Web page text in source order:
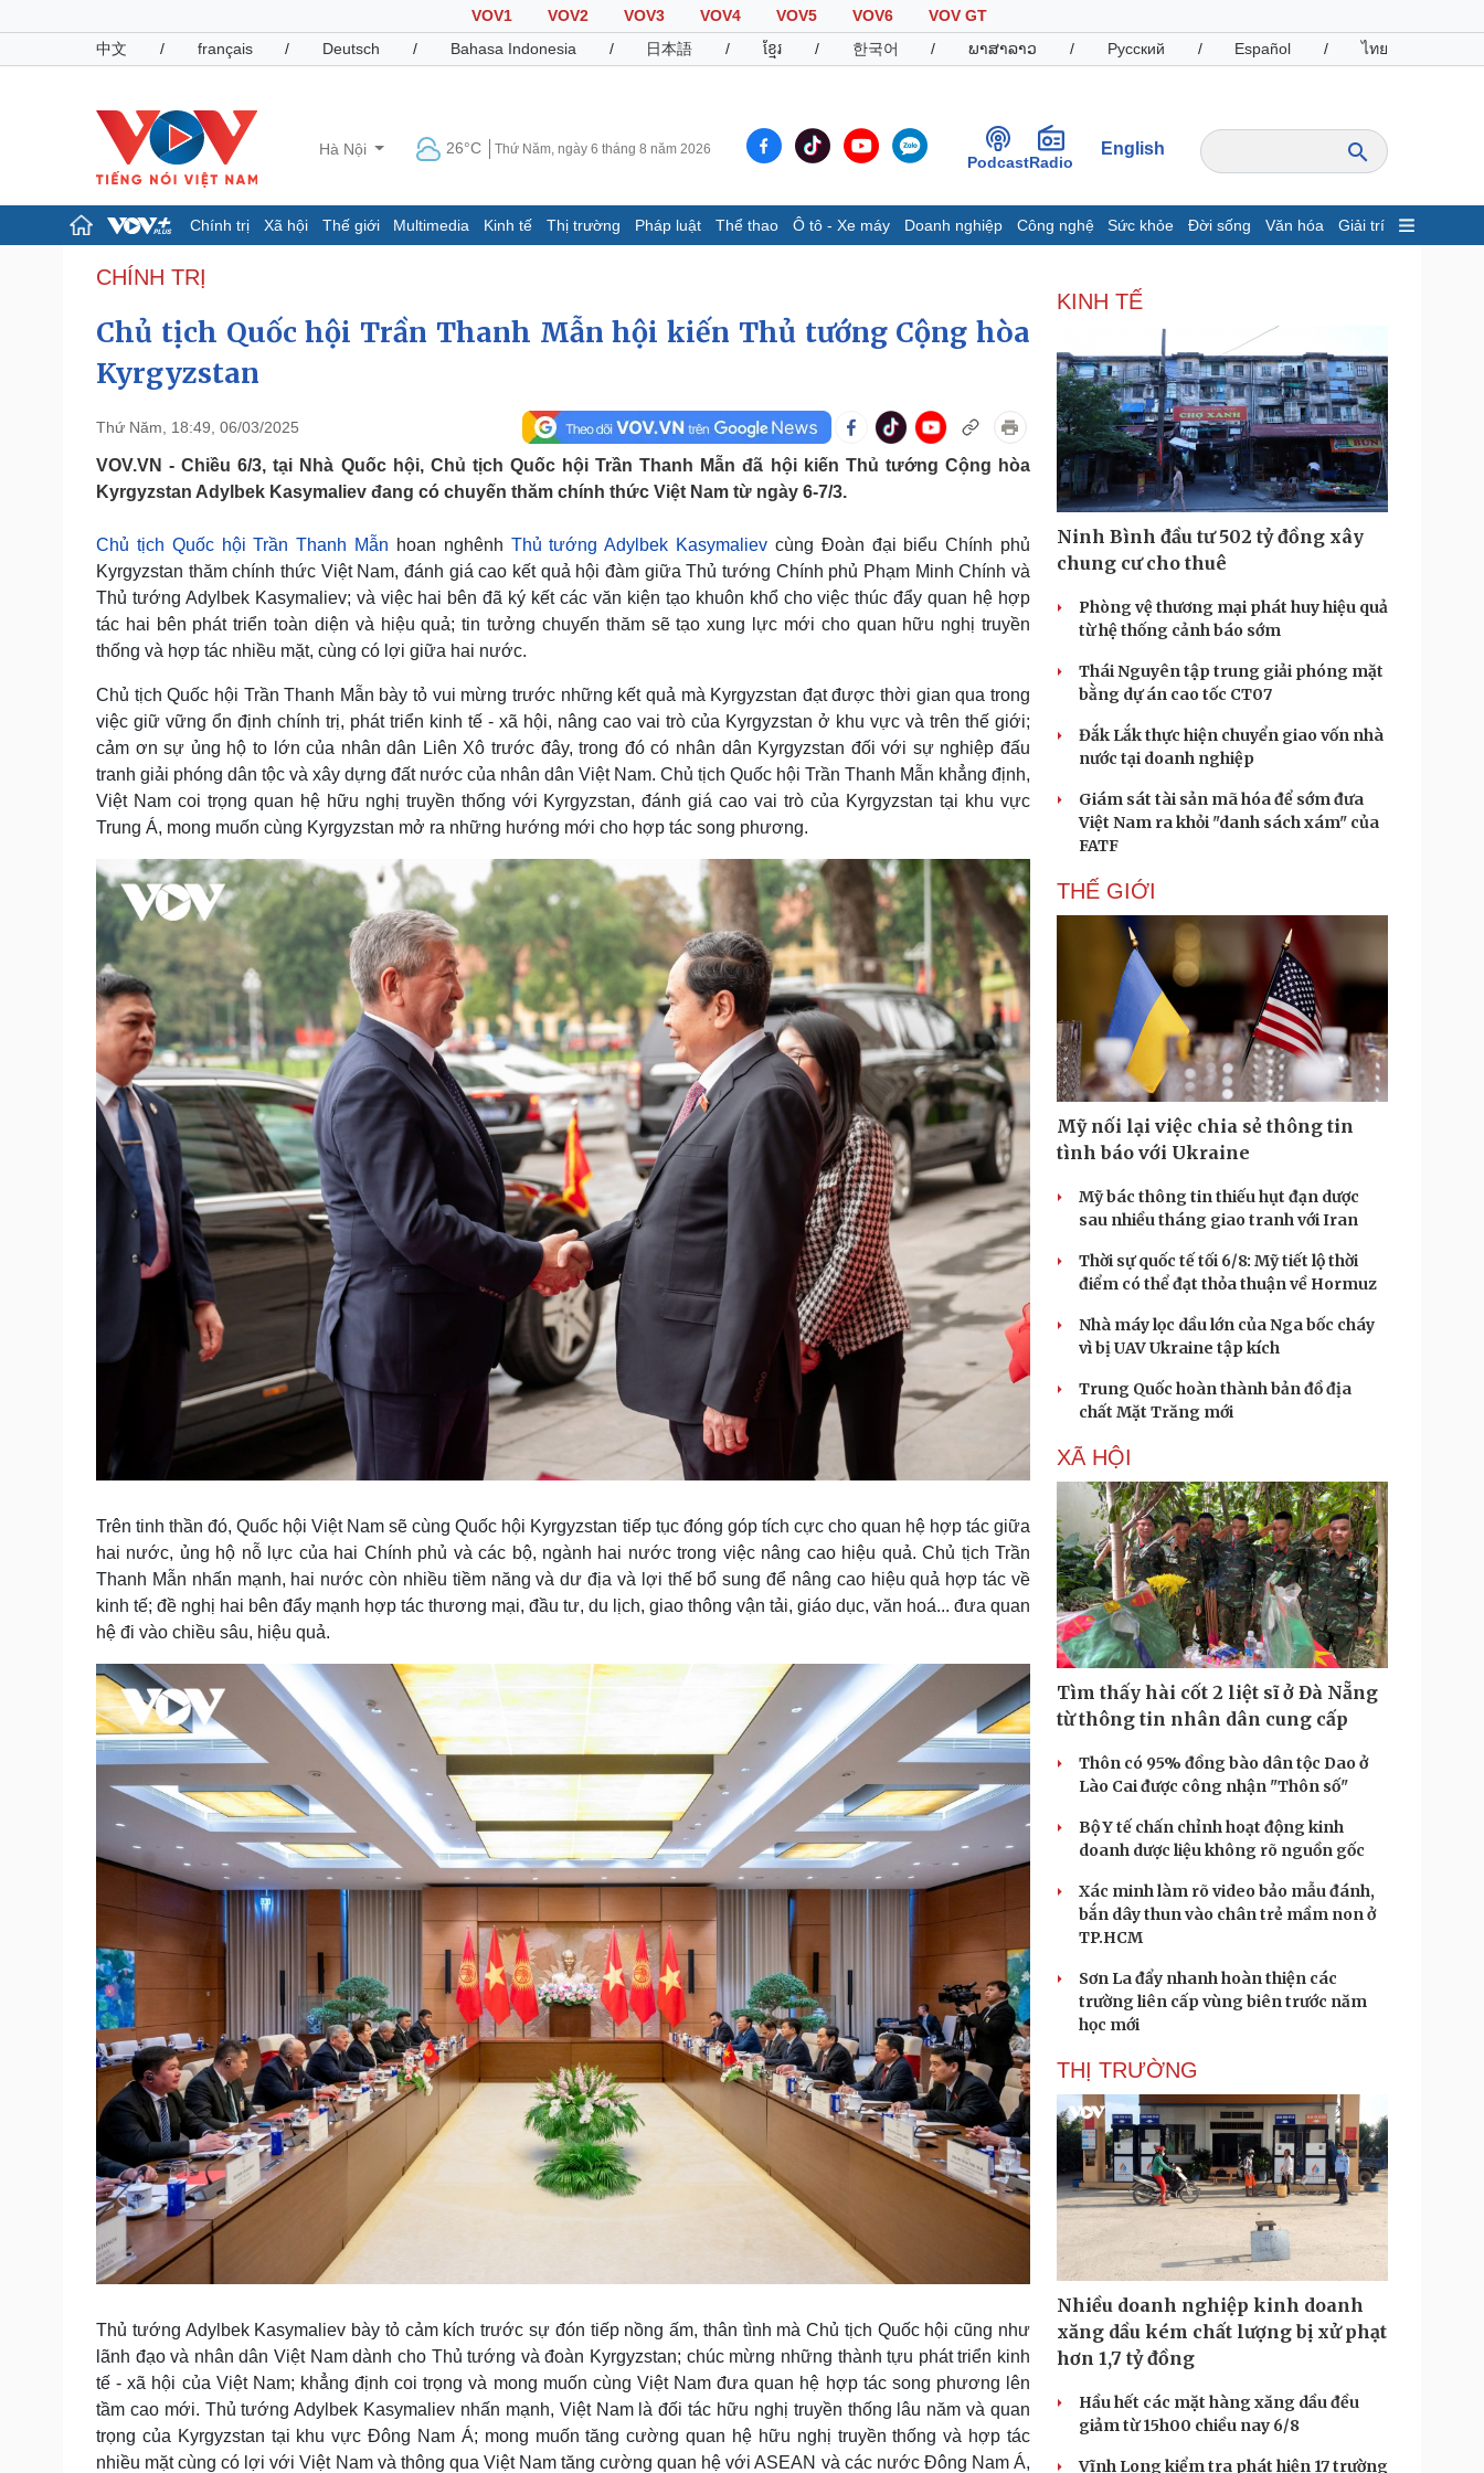
VOV1 VOV2 VOV3 VOV4 VOV5 VOV6
VOV GT
中文
/ français / Deutsch / Bahasa Indonesia / 日本語 / ខ្មែរ / 한국어 / ພາສາລາວ / Русский / Español / ไทย
Hà Nội 26°C Thứ Năm, ngày 6 tháng 8 năm 2026
PodcastRadio
English
Chính trị Xã hội Thế giới Multimedia Kinh tế Thị trường Pháp luật Thể thao Ô tô - Xe máy Doanh nghiệp Công nghệ Sức khỏe Đời sống Văn hóa Giải trí
Chính trị
Tổ chức nhân sự
Quốc hội
Nhận diện sự thật
Dự báo thời tiết
Giáo dục
Cuộc sống đó đây
Hồ sơ
Ảnh
E-Magazine
Bất động sản
Khởi nghiệp
Tỷ giá
Chứng khoán
Giá cà phê
Pháp luật
Vụ án
Tin nóng
Quân sự - Quốc phòng
Vũ khí
Thể thao
Bóng đá
Lịch thi đấu bóng đá
eSports
Hậu trường
Ô tô - Xe máy
Ô tô
Xe máy
Doanh nghiệp
Thông tin doanh nghiệp
Doanh nghiệp 24h
Doanh nhân
Vì cộng đồng
Công nghệ
Sành điệu
Tin Công nghệ
Trải nghiệm
Chuyển đổi số
Sức khỏe
Dinh dưỡng - món ngon
Sản phụ khoa
Nhi khoa
Nam khoa
Làm đẹp - giảm cân
Phòng mạch online
Ăn sạch sống khỏe
Đời sống
Nhà đẹp
Tình yêu - Gia đình
Văn hóa
Âm nhạc
Di sản
Giải trí
Sao Việt
Du lịch
check-in
Podcast
Đọc truyện đêm khuya
Cửa sổ tình yêu
Hạt giống tâm hồn
CHÍNH TRỊ
Chủ tịch Quốc hội Trần Thanh Mẫn hội kiến Thủ tướng Cộng hòa
Kyrgyzstan
Thứ Năm, 18:49, 06/03/2025
VOV.VN - Chiều 6/3, tại Nhà Quốc hội, Chủ tịch Quốc hội Trần Thanh Mẫn đã hội kiến Thủ tướng Cộng hòa
Kyrgyzstan Adylbek Kasymaliev đang có chuyến thăm chính thức Việt Nam từ ngày 6-7/3.
Chủ tịch Quốc hội Trần Thanh Mẫn hoan nghênh Thủ tướngAdylbek Kasymaliev cùng Đoàn đại biểu Chính phủ
Kyrgyzstan thăm chính thức Việt Nam, đánh giá cao kết quả hội đàm giữa Thủ tướng Chính phủ Phạm Minh Chính và
Thủ tướng Adylbek Kasymaliev; và việc hai bên đã ký kết các văn kiện tạo khuôn khổ cho việc thúc đẩy quan hệ hợp
tác hai bên phát triển toàn diện và hiệu quả; tin tưởng chuyến thăm sẽ tạo xung lực mới cho quan hữu nghị truyền
thống và hợp tác nhiều mặt, cùng có lợi giữa hai nước.
Chủ tịch Quốc hội Trần Thanh Mẫn bày tỏ vui mừng trước những kết quả mà Kyrgyzstan đạt được thời gian qua trong
việc giữ vững ổn định chính trị, phát triển kinh tế - xã hội, nâng cao vai trò của Kyrgyzstan ở khu vực và trên thế giới;
cảm ơn sự ủng hộ to lớn của nhân dân Liên Xô trước đây, trong đó có nhân dân Kyrgyzstan đối với sự nghiệp đấu
tranh giải phóng dân tộc và xây dựng đất nước của nhân dân Việt Nam. Chủ tịch Quốc hội Trần Thanh Mẫn khẳng định,
Việt Nam coi trọng quan hệ hữu nghị truyền thống với Kyrgyzstan, đánh giá cao vai trò của Kyrgyzstan tại khu vực
Trung Á, mong muốn cùng Kyrgyzstan mở ra những hướng mới cho hợp tác song phương.
Trên tinh thần đó, Quốc hội Việt Nam sẽ cùng Quốc hội Kyrgyzstan tiếp tục đóng góp tích cực cho quan hệ hợp tác giữa
hai nước, ủng hộ nỗ lực của hai Chính phủ và các bộ, ngành hai nước trong việc nâng cao hiệu quả. Chủ tịch Trần
Thanh Mẫn nhấn mạnh, hai nước còn nhiều tiềm năng và dư địa và lợi thế bổ sung để nâng cao hiệu quả hợp tác về
kinh tế; đề nghị hai bên đẩy mạnh hợp tác thương mại, đầu tư, du lịch, giao thông vận tải, giáo dục, văn hoá... đưa quan
hệ đi vào chiều sâu, hiệu quả.
Thủ tướng Adylbek Kasymaliev bày tỏ cảm kích trước sự đón tiếp nồng ấm, thân tình mà Chủ tịch Quốc hội cũng như
lãnh đạo và nhân dân Việt Nam dành cho Thủ tướng và đoàn Kyrgyzstan; chúc mừng những thành tựu phát triển kinh
tế - xã hội của Việt Nam; khẳng định coi trọng và mong muốn cùng Việt Nam đưa quan hệ hợp tác song phương lên
tầm cao mới. Thủ tướng Adylbek Kasymaliev nhấn mạnh, Việt Nam là đối tác hữu nghị truyền thống lâu năm và quan
trọng của Kyrgyzstan tại khu vực Đông Nam Á; mong muốn tăng cường quan hệ hữu nghị truyền thống và hợp tác
nhiều mặt cùng có lợi với Việt Nam và thông qua Việt Nam tăng cường quan hệ với ASEAN và các nước Đông Nam Á,
KINH TẾ
Ninh Bình đầu tư 502 tỷ đồng xây
chung cư cho thuê
Phòng vệ thương mại phát huy hiệu quả
từ hệ thống cảnh báo sớm
Thái Nguyên tập trung giải phóng mặt
bằng dự án cao tốc CT07
Đắk Lắk thực hiện chuyển giao vốn nhà
nước tại doanh nghiệp
Giám sát tài sản mã hóa để sớm đưa
Việt Nam ra khỏi "danh sách xám" của
FATF
THẾ GIỚI
Mỹ nối lại việc chia sẻ thông tin
tình báo với Ukraine
Mỹ bác thông tin thiếu hụt đạn dược
sau nhiều tháng giao tranh với Iran
Thời sự quốc tế tối 6/8: Mỹ tiết lộ thời
điểm có thể đạt thỏa thuận về Hormuz
Nhà máy lọc dầu lớn của Nga bốc cháy
vì bị UAV Ukraine tập kích
Trung Quốc hoàn thành bản đồ địa
chất Mặt Trăng mới
XÃ HỘI
Tìm thấy hài cốt 2 liệt sĩ ở Đà Nẵng
từ thông tin nhân dân cung cấp
Thôn có 95% đồng bào dân tộc Dao ở
Lào Cai được công nhận "Thôn số"
Bộ Y tế chấn chỉnh hoạt động kinh
doanh dược liệu không rõ nguồn gốc
Xác minh làm rõ video bảo mẫu đánh,
bắn dây thun vào chân trẻ mầm non ở
TP.HCM
Sơn La đẩy nhanh hoàn thiện các
trường liên cấp vùng biên trước năm
học mới
THỊ TRƯỜNG
Nhiều doanh nghiệp kinh doanh
xăng dầu kém chất lượng bị xử phạt
hơn 1,7 tỷ đồng
Hầu hết các mặt hàng xăng dầu đều
giảm từ 15h00 chiều nay 6/8
Vĩnh Long kiểm tra phát hiện 17 trường